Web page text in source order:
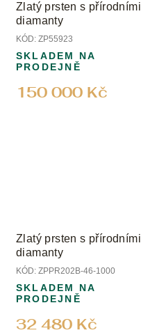
Zlatý prsten s přírodními
diamanty
KÓD: ZP55923
150 000 Kč
SKLADEM NA
PRODEJNĚ
Zlatý prsten s přírodními
diamanty
KÓD: ZPPR202B-46-1000
32 480 Kč
SKLADEM NA
PRODEJNĚ